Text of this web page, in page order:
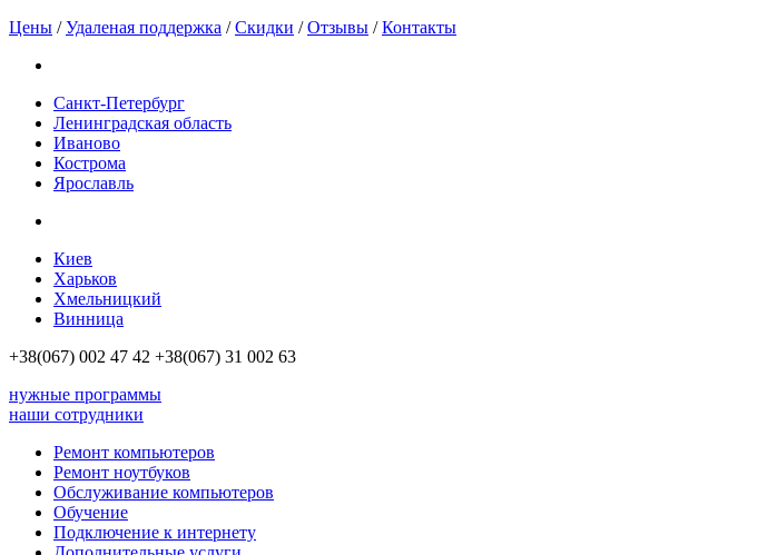
Цены /Удаленая поддержка /Скидки /Отзывы /Контакты
Санкт-Петербург
Ленинградская область
Иваново
Кострома
Ярославль
Киев
Харьков
Хмельницкий
Винница
+38(067) 002 47 42 +38(067) 31 002 63
нужные программы
наши сотрудники
Ремонт компьютеров
Ремонт ноутбуков
Обслуживание компьютеров
Обучение
Подключение к интернету